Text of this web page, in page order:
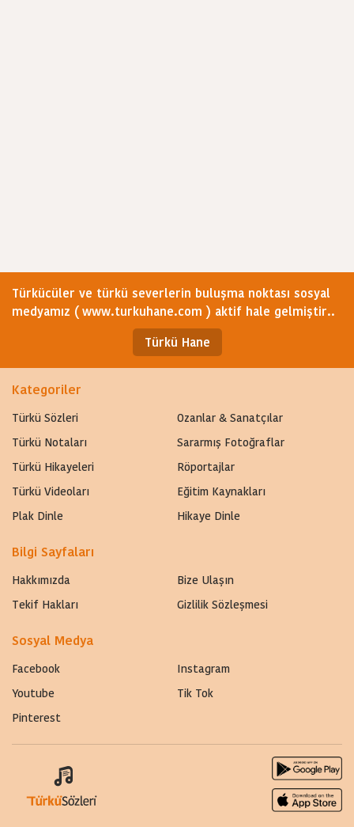
Türkücüler ve türkü severlerin buluşma noktası sosyal
medyamız ( www.turkuhane.com ) aktif hale gelmiştir..
Türkü Hane
Kategoriler
Türkü Sözleri
Ozanlar & Sanatçılar
Türkü Notaları
Sararmış Fotoğraflar
Türkü Hikayeleri
Röportajlar
Türkü Videoları
Eğitim Kaynakları
Plak Dinle
Hikaye Dinle
Bilgi Sayfaları
Hakkımızda
Bize Ulaşın
Tekif Hakları
Gizlilik Sözleşmesi
Sosyal Medya
Facebook
Instagram
Youtube
Tik Tok
Pinterest